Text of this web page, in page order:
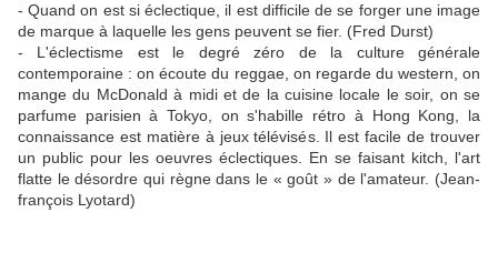
- Quand on est si éclectique, il est difficile de se forger une image
de marque à laquelle les gens peuvent se fier. (Fred Durst)
- L'éclectisme est le degré zéro de la culture générale
contemporaine : on écoute du reggae, on regarde du western, on
mange du McDonald à midi et de la cuisine locale le soir, on se
parfume parisien à Tokyo, on s'habille rétro à Hong Kong, la
connaissance est matière à jeux télévisés. Il est facile de trouver
un public pour les oeuvres éclectiques. En se faisant kitch, l'art
flatte le désordre qui règne dans le « goût » de l'amateur. (Jean-
françois Lyotard)